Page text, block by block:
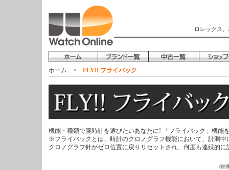
ロレックス
ホーム > FLY!! フライバック
機能・種類で腕時計を選びたいあなたに! 「フライバック」
※フライバックとは、時計のクロノグラフ機能において、計測
クロノグラフ針がゼロ位置に戻りリセットされ、何度も連続的
(画